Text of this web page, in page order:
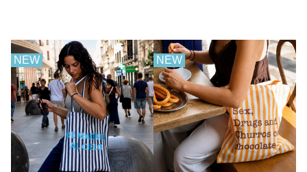
NEW NEW